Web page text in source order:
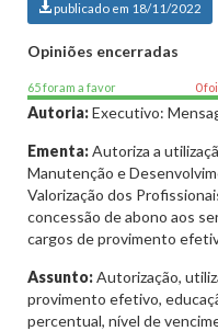
publicado em 18/11/2022
Opiniões encerradas
65 foram a favor 0
Autoria:Executivo:
Ementa:Autoriza a
Manutenção e
Valorização dos
concessão de abono aos
cargos de provimento
Assunto:Autorização,
provimento efetivo,
percentual, nível de